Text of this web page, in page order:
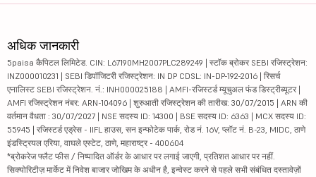
अधिक जानकारी
5paisa कैपिटल लिमिटेड. CIN: L67190MH2007PLC289249 | स्टॉक ब्रोकर SEBI रजिस्ट्रेशन:
INZ000010231 | SEBI डिपॉजिटरी रजिस्ट्रेशन: IN DP CDSL: IN-DP-192-2016 | रिसर्च
एनालिस्ट SEBI रजिस्ट्रेशन. नं.: INH000025188 | AMFI-रजिस्टर्ड म्यूचुअल फंड डिस्ट्रीब्यूटर |
AMFI रजिस्ट्रेशन नंबर: ARN-104096 | शुरुआती रजिस्ट्रेशन की तारीख: 30/07/2015 | ARN की
वर्तमान वैधता : 30/07/2027 | NSE सदस्य ID: 14300 | BSE सदस्य ID: 6363 | MCX सदस्य ID:
55945 | रजिस्टर्ड एड्रेस - IIFL हाउस, सन इन्फोटेक पार्क, रोड नं. 16V, प्लॉट नं. B-23, MIDC, ठाणे
इंडस्ट्रियल एरिया, वाघले एस्टेट, ठाणे, महाराष्ट्र - 400604
*ब्रोकरेज फ्लैट फीस / निष्पादित ऑर्डर के आधार पर लगाई जाएगी, प्रतिशत आधार पर नहीं.
सिक्योरिटीज़ मार्केट में निवेश बाजार जोखिम के अधीन है, इन्वेस्ट करने से पहले सभी संबंधित दस्तावेज़ों